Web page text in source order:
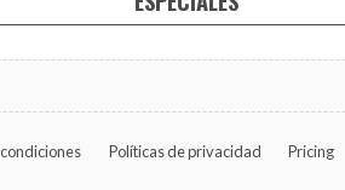
Políticas de privacidad Pricing